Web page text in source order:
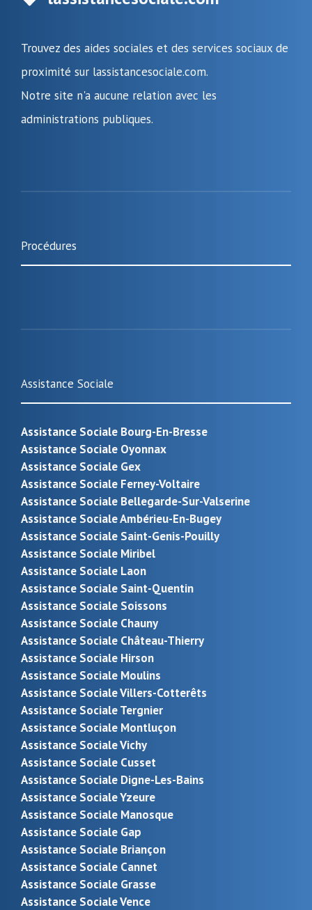
Trouvez des aides sociales et des services sociaux de
proximité sur lassistancesociale.com.
Notre site n'a aucune relation avec les
administrations publiques.
Procédures
Assistance Sociale
Assistance Sociale Bourg-En-Bresse
Assistance Sociale Oyonnax
Assistance Sociale Gex
Assistance Sociale Ferney-Voltaire
Assistance Sociale Bellegarde-Sur-Valserine
Assistance Sociale Ambérieu-En-Bugey
Assistance Sociale Saint-Genis-Pouilly
Assistance Sociale Miribel
Assistance Sociale Laon
Assistance Sociale Saint-Quentin
Assistance Sociale Soissons
Assistance Sociale Chauny
Assistance Sociale Château-Thierry
Assistance Sociale Hirson
Assistance Sociale Moulins
Assistance Sociale Villers-Cotterêts
Assistance Sociale Tergnier
Assistance Sociale Montluçon
Assistance Sociale Vichy
Assistance Sociale Cusset
Assistance Sociale Digne-Les-Bains
Assistance Sociale Yzeure
Assistance Sociale Manosque
Assistance Sociale Gap
Assistance Sociale Briançon
Assistance Sociale Cannet
Assistance Sociale Grasse
Assistance Sociale Vence